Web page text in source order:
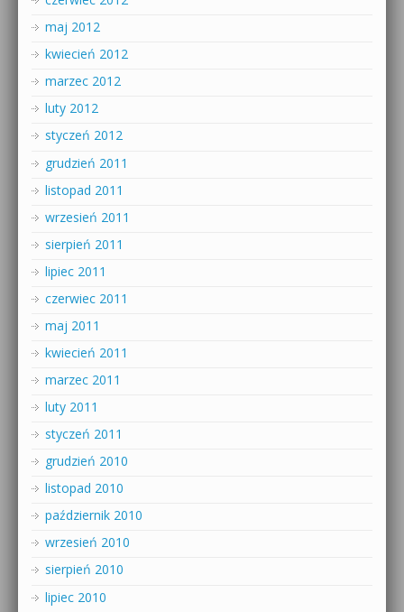
maj 2012
kwiecień 2012
marzec 2012
luty 2012
styczeń 2012
grudzień 2011
listopad 2011
wrzesień 2011
sierpień 2011
lipiec 2011
czerwiec 2011
maj 2011
kwiecień 2011
marzec 2011
luty 2011
styczeń 2011
grudzień 2010
listopad 2010
październik 2010
wrzesień 2010
sierpień 2010
lipiec 2010